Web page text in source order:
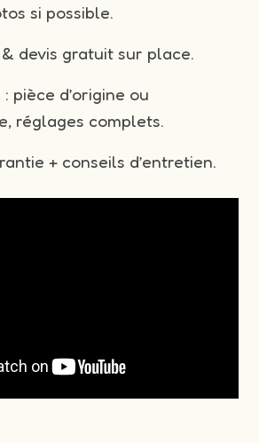
si possible.
devis gratuit sur place.
pièce d’origine ou
réglages complets.
+ conseils d’entretien.